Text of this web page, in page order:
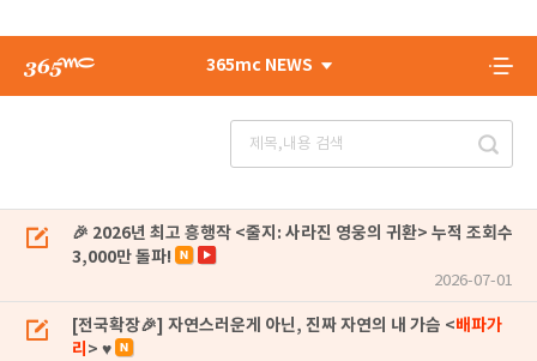
365mc NEWS
🎉 2026년 최고 흥행작 <줄지: 사라진 영웅의 귀환> 누적 조회수
3,000만 돌파!
2026-07-01
[전국확장🎉] 자연스러운게 아닌, 진짜 자연의 내 가슴 <배파가
리 > ♥